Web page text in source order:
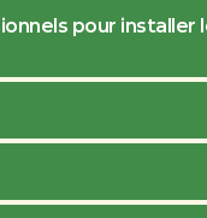
pour installer